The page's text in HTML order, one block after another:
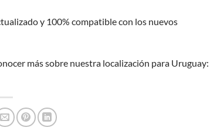
y 100% compatible con los nuevos
más sobre nuestra localización para Uruguay: